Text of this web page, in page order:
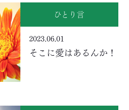
ひとり言
2023.06.01
そこに愛はあるんか！